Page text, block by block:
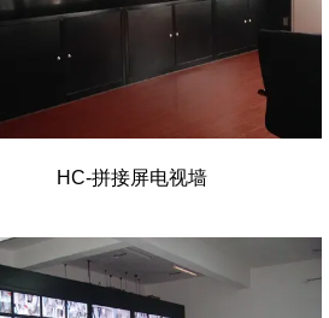
HC-拼接屏电视墙